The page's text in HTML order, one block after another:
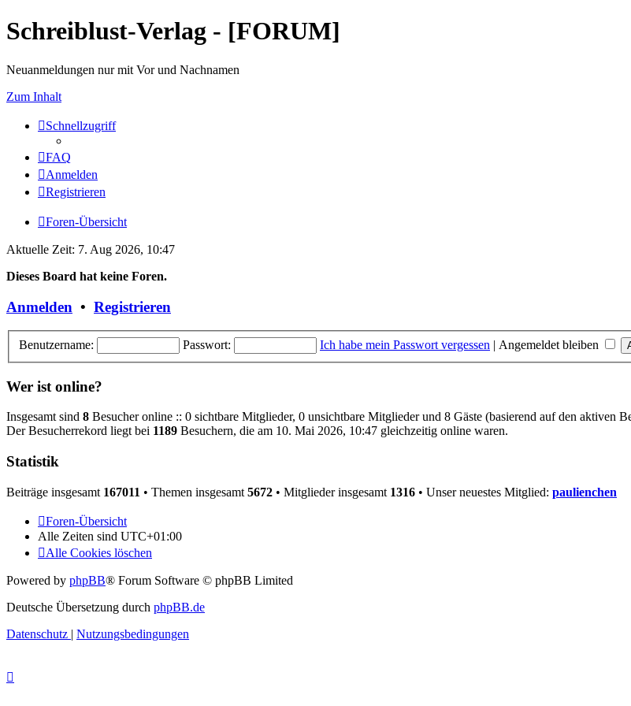
Schreiblust-Verlag - [FORUM]
Neuanmeldungen nur mit Vor und Nachnamen
Zum Inhalt
Schnellzugriff
FAQ
Anmelden
Registrieren
Foren-Übersicht
Aktuelle Zeit: 7. Aug 2026, 10:47
Dieses Board hat keine Foren.
Anmelden • Registrieren
Benutzername: Passwort: Ich habe mein Passwort vergessen | Angemeldet bleiben
Wer ist online?
Insgesamt sind 8 Besucher online :: 0 sichtbare Mitglieder, 0 unsichtbare Mitglieder und 8 Gäste (basierend auf den aktiven
Der Besucherrekord liegt bei 1189 Besuchern, die am 10. Mai 2026, 10:47 gleichzeitig online waren.
Statistik
Beiträge insgesamt 167011 • Themen insgesamt 5672 • Mitglieder insgesamt 1316 • Unser neuestes Mitglied: paulienchen
Foren-Übersicht
Alle Zeiten sind UTC+01:00
Alle Cookies löschen
Powered by phpBB® Forum Software © phpBB Limited
Deutsche Übersetzung durch phpBB.de
Datenschutz | Nutzungsbedingungen